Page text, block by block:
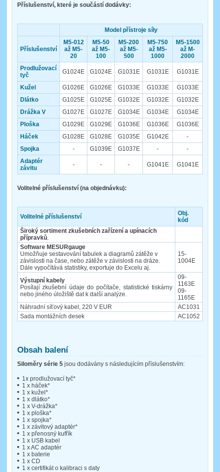
Příslušenství, které je součástí dodávky:
Model přístroje síly
Příslušenství
M5-012
až M5-
20
M5-50
až M5-
100
M5-200
až M5-
500
M5-750
až M5-
1000
M5-1500
až M-
2000
Prodlužovací
tyč
G1024E G1024E G1031E G1031E G1031E
Kužel G1026E G1026E G1033E G1033E
G1033E
Dlátko
G1025E G1025E G1032E G1032E
G1032E
Drážka V
G1027E G1027E G1034E G1034E
G1034E
Ploška
G1029E G1029E G1036E G1036E
G1036E
Háček
G1028E G1028E G1035E G1042E
-
Spojka
- G1039E G1037E -
-
Adaptér
závitu
- - - G1041E G1041E
Volitelné příslušenství (na objednávku):
Volitelné příslušenství
Obj.
kód
Široký sortiment zkušebních zařízení a upínacích
přípravků.
Software MESURgauge
Umožňuje sestavování tabulek a diagramů zátěže v
závislosti na čase, nebo zátěže v závislosti na dráze.
Dále vypočítává statistiky, exportuje do Excelu aj.
15-
1004E
Výstupní kabely
Posílají zkušební údaje do počítače, statistické tiskárny
nebo jiného úložiště dat k další analýze.
09-
1163E
09-
1165E
Náhradní síťový kabel, 220 V EUR
AC1031
Sada montážních desek
AC1052
Obsah balení
Siloměry série 5 jsou dodávány s následujícím příslušenstvím:
1x prodlužovací tyč*
1 x háček*
1 x kužel*
1 x dlátko*
1 x V-drážka*
1 x ploška*
1 x spojka*
1 x závitový adaptér*
1 x přenosný kufřík
1 x USB kabel
1 x AC adaptér
1 x baterie
1 x CD
1 x certifikát o kalibraci s daty